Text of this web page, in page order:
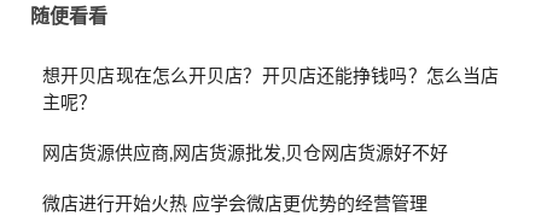
随便看看
想开贝店现在怎么开贝店？开贝店还能挣钱吗？怎么当店
主呢？
网店货源供应商,网店货源批发,贝仓网店货源好不好
微店进行开始火热 应学会微店更优势的经营管理